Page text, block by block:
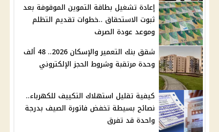
إعادة تشغيل بطاقة التموين الموقوفة بعد
ثبوت الاستحقاق ..خطوات تقديم التظلم
وموعد عودة الصرف
شقق بنك التعمير والإسكان 2026.. 48 ألف
وحدة مرتقبة وشروط الحجز الإلكتروني
كيفية تقليل استهلاك التكييف للكهرباء..
نصائح بسيطة تخفض فاتورة الصيف بدرجة
واحدة قد تفرق